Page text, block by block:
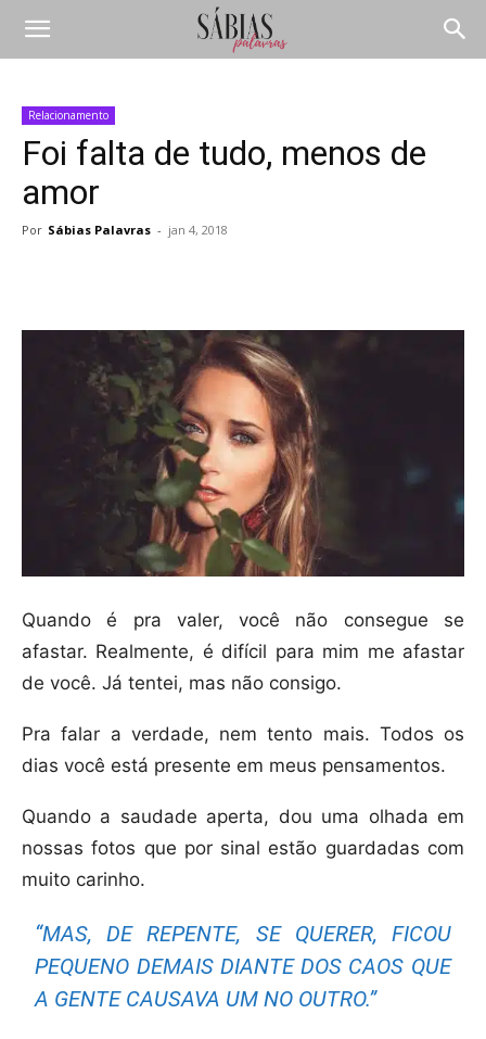
Relacionamento
Foi falta de tudo, menos de
amor
Por Sábias Palavras - jan 4, 2018
Quando é pra valer, você não consegue se
afastar. Realmente, é difícil para mim me afastar
de você. Já tentei, mas não consigo.
Pra falar a verdade, nem tento mais. Todos os
dias você está presente em meus pensamentos.
Quando a saudade aperta, dou uma olhada em
nossas fotos que por sinal estão guardadas com
muito carinho.
“MAS, DE REPENTE, SE QUERER, FICOU
PEQUENO DEMAIS DIANTE DOS CAOS QUE
A GENTE CAUSAVA UM NO OUTRO.”